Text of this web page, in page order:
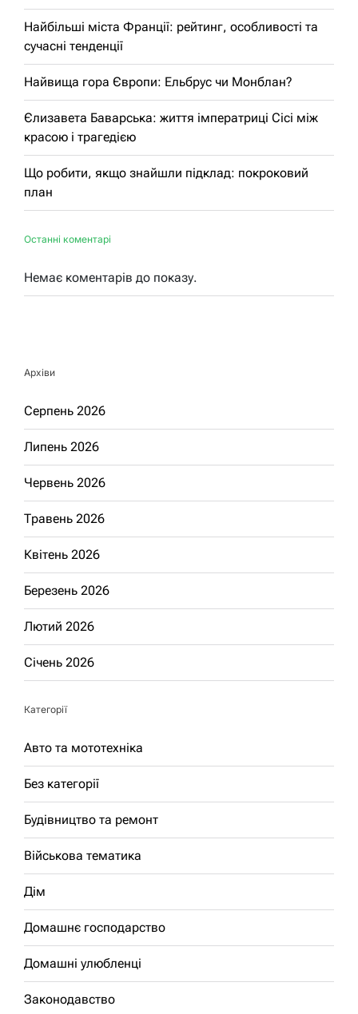
Найбільші міста Франції: рейтинг, особливості та
сучасні тенденції
Найвища гора Європи: Ельбрус чи Монблан?
Єлизавета Баварська: життя імператриці Сісі між
красою і трагедією
Що робити, якщо знайшли підклад: покроковий
план
Останні коментарі
Немає коментарів до показу.
Архіви
Серпень 2026
Липень 2026
Червень 2026
Травень 2026
Квітень 2026
Березень 2026
Лютий 2026
Січень 2026
Категорії
Авто та мототехніка
Без категорії
Будівництво та ремонт
Військова тематика
Дім
Домашнє господарство
Домашні улюбленці
Законодавство